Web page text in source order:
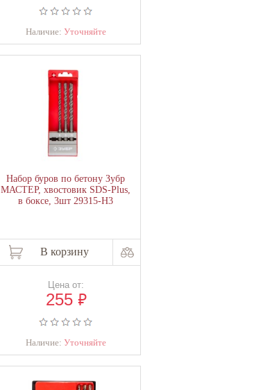
Наличие:Уточняйте
Набор буров по бетону Зубр
МАСТЕР, хвостовик SDS-Plus,
в боксе, 3шт 29315-H3
В корзину
Цена от:
255 ₽
Наличие:Уточняйте